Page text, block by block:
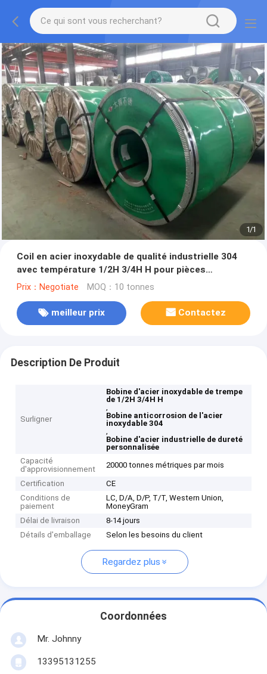
1/1
Coil en acier inoxydable de qualité industrielle 304
avec température 1/2H 3/4H H pour pièces
automobiles résistantes à la corrosion et dureté
Prix：Negotiate MOQ：10 tonnes
meilleur prix Contactez
Description De Produit
Surligner
Bobine d'acier inoxydable de trempe
de 1/2H 3/4H H
,
Bobine anticorrosion de l'acier
inoxydable 304
,
Bobine d'acier industrielle de dureté
personnalisée
Capacité
d'approvisionnement
20000 tonnes métriques par mois
Certification
CE
Conditions de
paiement
LC, D/A, D/P, T/T, Western Union,
MoneyGram
Délai de livraison
8-14 jours
Détails d'emballage
Selon les besoins du client
Regardez plus
Coordonnées
Mr. Johnny
13395131255